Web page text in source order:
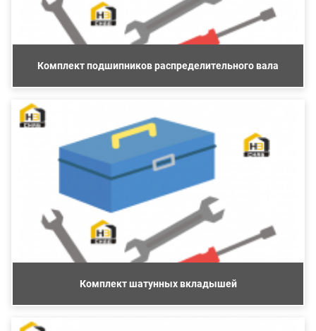
Комплект подшипников распределительного вала
Комплект шатунных вкладышей